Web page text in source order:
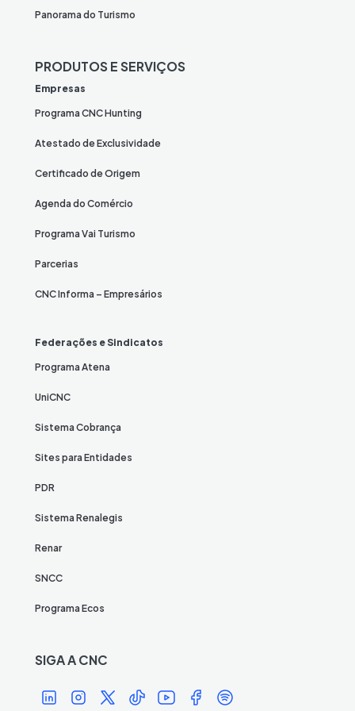
Panorama do Turismo
PRODUTOS E SERVIÇOS
Empresas
Programa CNC Hunting
Atestado de Exclusividade
Certificado de Origem
Agenda do Comércio
Programa Vai Turismo
Parcerias
CNC Informa – Empresários
Federações e Sindicatos
Programa Atena
UniCNC
Sistema Cobrança
Sites para Entidades
PDR
Sistema Renalegis
Renar
SNCC
Programa Ecos
SIGA A CNC
Í Í Í Í Í Í Í